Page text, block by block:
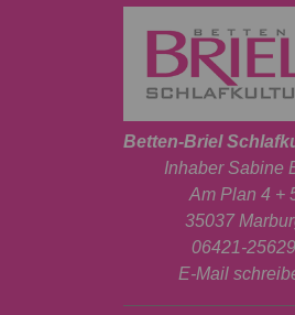
Betten-Briel
Inhaber Sabine
Am Plan 4 +
35037
06421-25629
E-Mail